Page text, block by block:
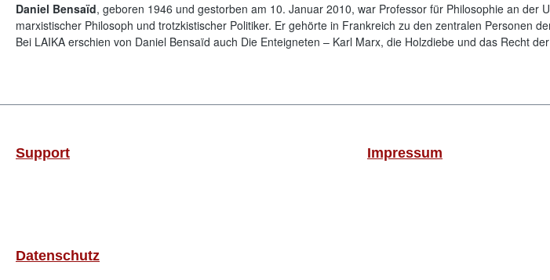
Daniel Bensaïd, geboren 1946 und gestorben am 10. Januar 2010, war Professor für Philosophie an
marxistischer Philosoph und trotzkistischer Politiker. Er gehörte in Frankreich zu den zentralen Personen
Bei LAIKA erschien von Daniel Bensaïd auch Die Enteigneten – Karl Marx, die Holzdiebe und das Recht
Support Impressum
Datenschutz